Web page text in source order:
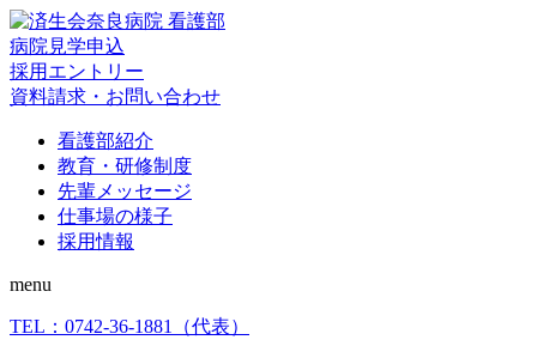
病院見学申込
採用エントリー
資料請求・お問い合わせ
看護部紹介
教育・研修制度
先輩メッセージ
仕事場の様子
採用情報
menu
TEL： 0742-36-1881 （代表）